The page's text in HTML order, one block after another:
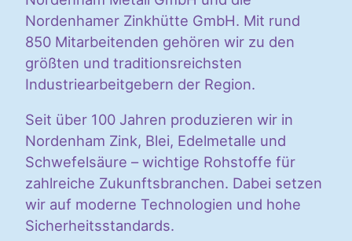
Nordenhamer Zinkhütte GmbH. Mit rund
850 Mitarbeitenden gehören wir zu den
größten und traditionsreichsten
Industriearbeitgebern der Region.
Seit über 100 Jahren produzieren wir in
Nordenham Zink, Blei, Edelmetalle und
Schwefelsäure – wichtige Rohstoffe für
zahlreiche Zukunftsbranchen. Dabei setzen
wir auf moderne Technologien und hohe
Sicherheitsstandards.